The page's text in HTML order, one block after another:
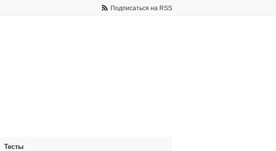
Подписаться на RSS
Тесты